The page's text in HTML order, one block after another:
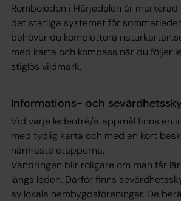
Romboleden i Härjedalen är
det statliga systemet för
behöver du komplettera
med karta och kompass när du följer
stiglös vildmark.
Informations- och
Vid varje ledentré/etappmål finns en
med tydlig karta och med en kort
närmaste etapperna.
Vandringen blir roligare om man får
längs leden. Därför finns
av lokala hembygdsföreningar. De